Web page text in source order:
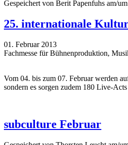
Gespeichert von Berit Papenfuhs am/
25. internationale
01. Februar 2013
Fachmesse für Bühnenproduktion,
Vom 04. bis zum 07. Februar werden
sondern es sorgen zudem 180 Live-
subculture Februar